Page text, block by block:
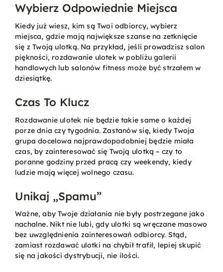
Wybierz Odpowiednie Miejsca
Kiedy już wiesz, kim są Twoi odbiorcy, wybierz
miejsca, gdzie mają największe szanse na zetknięcie
się z Twoją ulotką. Na przykład, jeśli prowadzisz salon
piękności, rozdawanie ulotek w pobliżu galerii
handlowych lub salonów fitness może być strzałem w
dziesiątkę.
Czas To Klucz
Rozdawanie ulotek nie będzie takie same o każdej
porze dnia czy tygodnia. Zastanów się, kiedy Twoja
grupa docelowa najprawdopodobniej będzie miała
czas, by zainteresować się Twoją ulotką – czy to
poranne godziny przed pracą czy weekendy, kiedy
ludzie mają więcej wolnego czasu.
Unikaj „Spamu”
Ważne, aby Twoje działania nie były postrzegane jako
nachalne. Nikt nie lubi, gdy ulotki są wręczane masowo
bez uwzględnienia zainteresowań odbiorcy. Stąd,
zamiast rozdawać ulotki na chybił trafił, lepiej skupić
się na jakości dystrybucji, nie ilości.